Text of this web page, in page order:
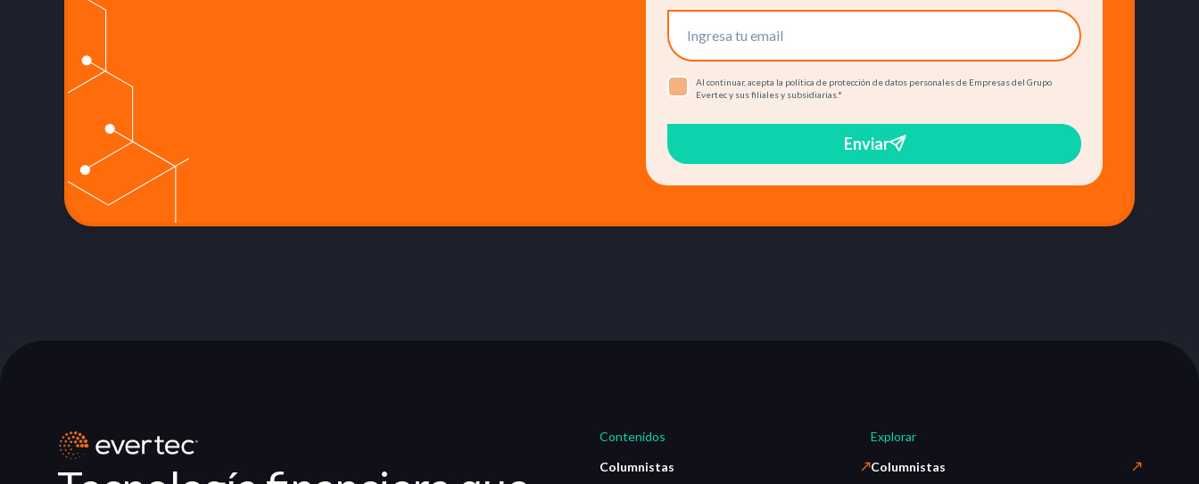
Al continuar, acepta la política de protección de datos personales de Empresas del Grupo
Evertec y sus filiales y subsidiarias.*
Enviar
Contenidos
Columnistas
Explorar
Columnistas